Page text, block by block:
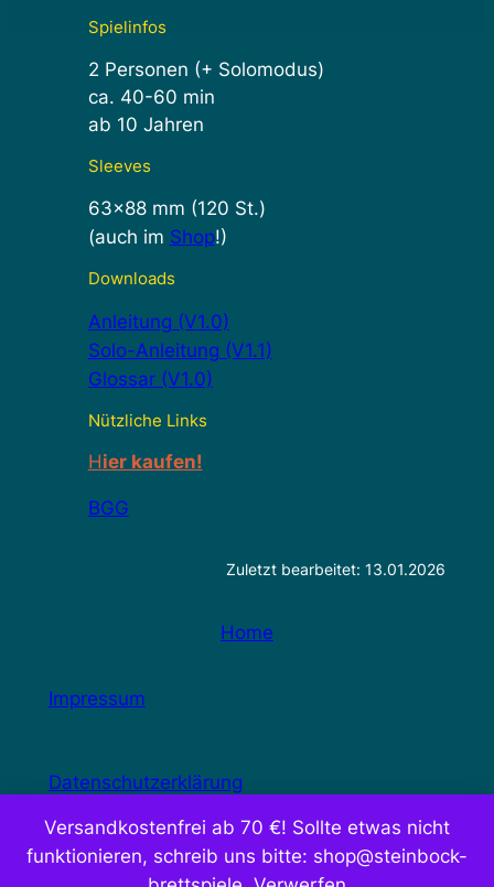
Versandkostenfrei ab 70 €! Sollte etwas nicht
funktionieren, schreib uns bitte: shop@steinbock-
Spielinfos
2 Personen (+ Solomodus)
ca. 40-60 min
ab 10 Jahren
Sleeves
63×88 mm (120 St.)
(auch im Shop!)
Downloads
Anleitung (V1.0)
Solo-Anleitung (V1.1)
Glossar (V1.0)
Nützliche Links
Hier kaufen!
BGG
Zuletzt bearbeitet: 13.01.2026
Home
Impressum
Datenschutzerklärung
Gewinnspiel-AGB